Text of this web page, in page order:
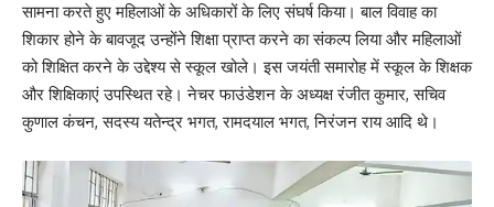
सामना करते हुए महिलाओं के अधिकारों के लिए संघर्ष किया। बाल विवाह का
शिकार होने के बावजूद उन्होंने शिक्षा प्राप्त करने का संकल्प लिया और महिलाओं
को शिक्षित करने के उद्देश्य से स्कूल खोले। इस जयंती समारोह में स्कूल के शिक्षक
और शिक्षिकाएं उपस्थित रहे। नेचर फाउंडेशन के अध्यक्ष रंजीत कुमार, सचिव
कुणाल कंचन, सदस्य यतेन्द्र भगत, रामदयाल भगत, निरंजन राय आदि थे।